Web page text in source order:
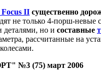
II существенно
не только 4-порш-невые
деталями, но и составные
рассчитанные на
№3 (75) март 2006